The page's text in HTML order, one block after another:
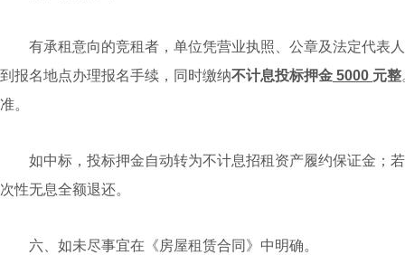
有承租意向的竞租者，单位凭营业执照、公章及法定代表
到报名地点办理报名手续，同时缴纳不计息投标押金 5000 元整
准。
如中标，投标押金自动转为不计息招租资产履约保证金；
次性无息全额退还。
六、如未尽事宜在《房屋租赁合同》中明确。